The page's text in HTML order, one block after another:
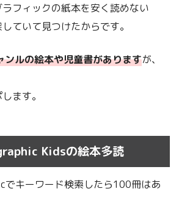
ラフィックの紙本を安く読めない
ていて見つけたからです。
ンルの絵本や児童書がありますが、
ます。
Kidsの絵本多読
でキーワード検索したら100冊はあ